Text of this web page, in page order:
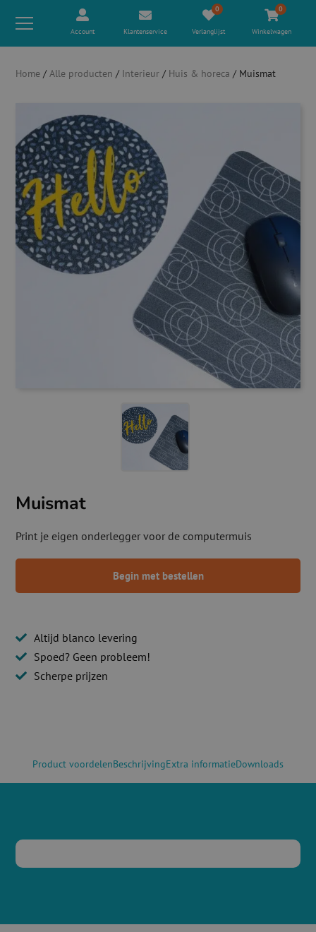
Account Klantenservice
0
Verlanglijst
0
Winkelwagen
Home / Alle producten / Interieur / Huis & horeca / Muismat
Muismat
Print je eigen onderlegger voor de computermuis
Begin met bestellen
Altijd blanco levering
Spoed? Geen probleem!
Scherpe prijzen
Product voordelenBeschrijvingExtra informatieDownloads